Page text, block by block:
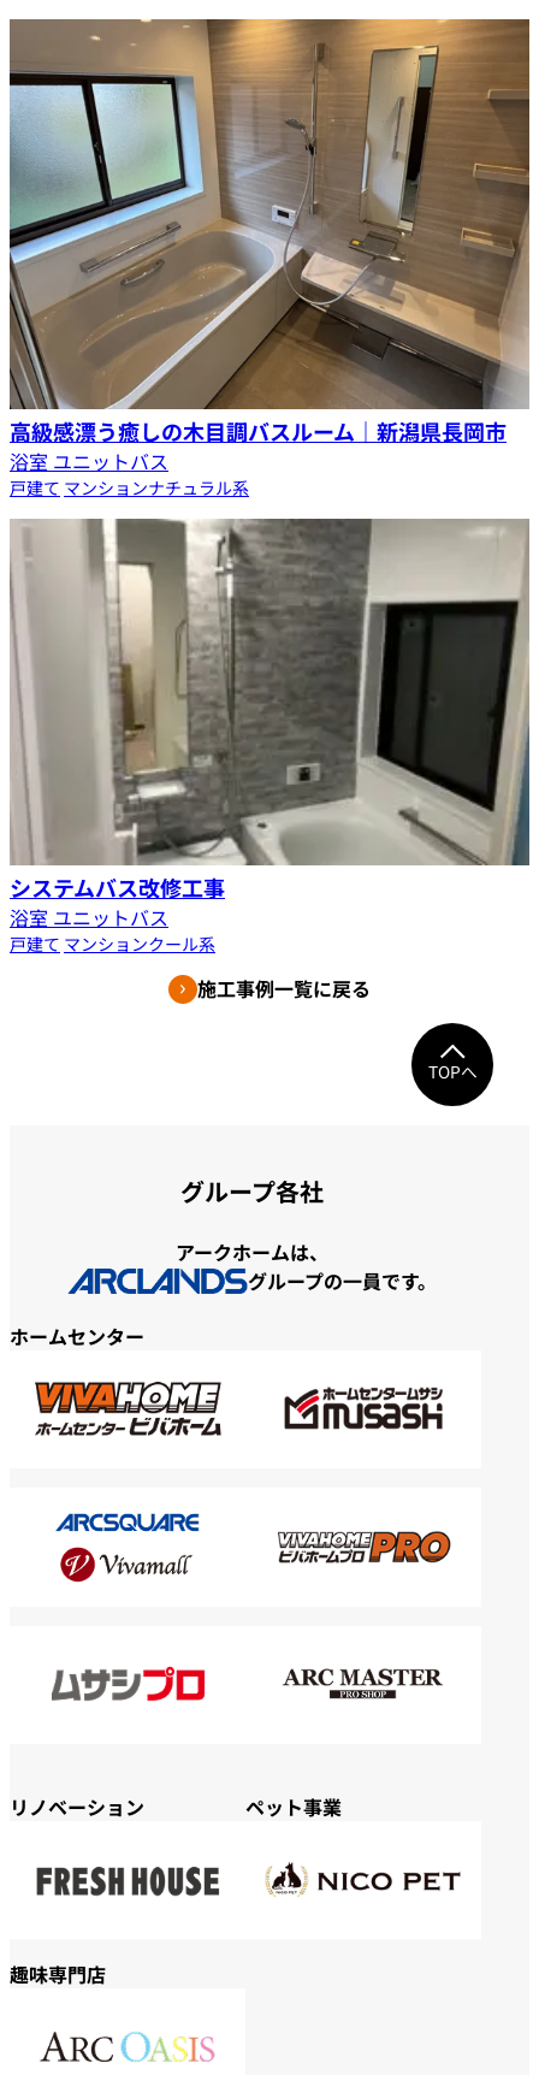
高級感漂う癒しの木目調バスルーム｜新潟県長岡市
浴室 ユニットバス
戸建て マンションナチュラル系
システムバス改修工事
浴室 ユニットバス
戸建て マンションクール系
施工事例一覧に戻る
TOPへ
グループ各社
アークホームは、
グループの一員です。
ホームセンター
リノベーション ペット事業
趣味専門店